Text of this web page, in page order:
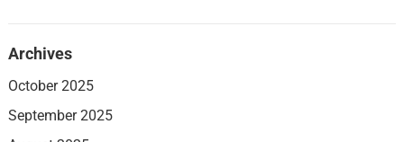
Archives
October 2025
September 2025